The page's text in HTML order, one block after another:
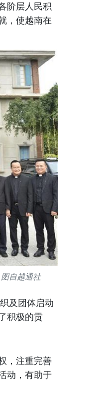
阶层人民积
，使越南在
自越通社
及团体启动
积极的贡
，注重完善
动，有助于